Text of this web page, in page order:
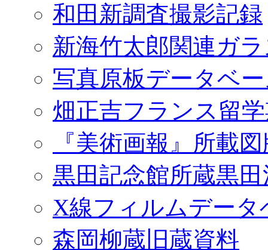
和田新調査撮影記録
新海竹太郎関連ガ
写真原板データベ
畑正吉フランス留
『美術画報』所載
黒田記念館所蔵黒
X線フィルムデータ
森岡柳蔵旧蔵資料